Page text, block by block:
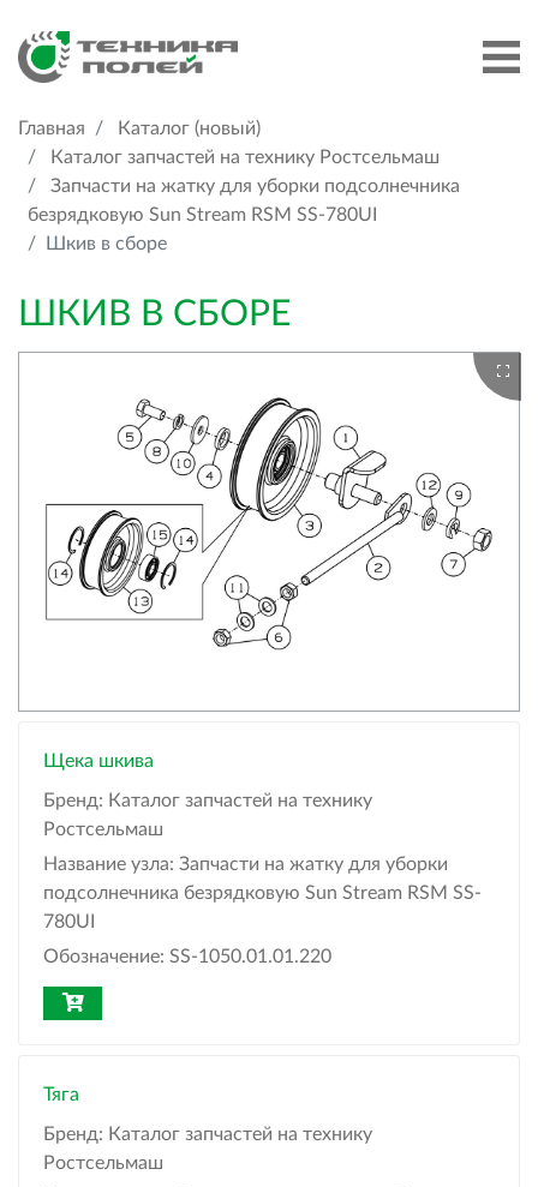
Главная
Каталог (новый)
Каталог запчастей на технику Ростсельмаш
Запчасти на жатку для уборки подсолнечника
безрядковую Sun Stream RSM SS-780UI
Шкив в сборе
ШКИВ В СБОРЕ
Щека шкива
Бренд: Каталог запчастей на технику
Ростсельмаш
Название узла: Запчасти на жатку для уборки
подсолнечника безрядковую Sun Stream RSM SS-
780UI
Обозначение: SS-1050.01.01.220
Тяга
Бренд: Каталог запчастей на технику
Ростсельмаш